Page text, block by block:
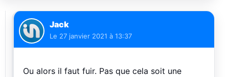
Jack
Le 27 janvier 2021 à 13:37
Ou alors il faut fuir. Pas que cela soit une